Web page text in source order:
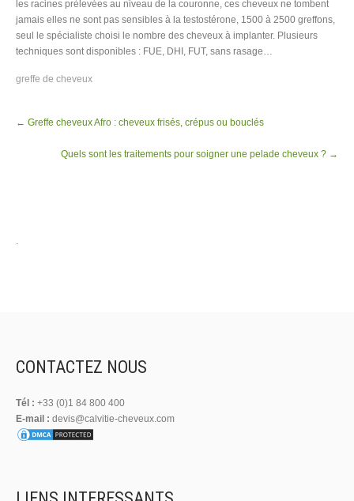
les racines prélevées au niveau de la couronne, ces cheveux ne tombent
jamais elles ne sont pas sensibles à la testostérone, 1500 à 2500 greffons,
seul le spécialiste choisi le nombre des cheveux à implanter. Plusieurs
techniques sont disponibles : FUE, DHI, FUT, sans rasage…
greffe de cheveux
navigation
← Greffe cheveux Afro : cheveux frisés, crépus ou bouclés
Quels sont les traitements pour soigner une pelade cheveux ? →
.
CONTACTEZ NOUS
Tél : +33 (0)1 84 800 400
E-mail : devis@calvitie-cheveux.com